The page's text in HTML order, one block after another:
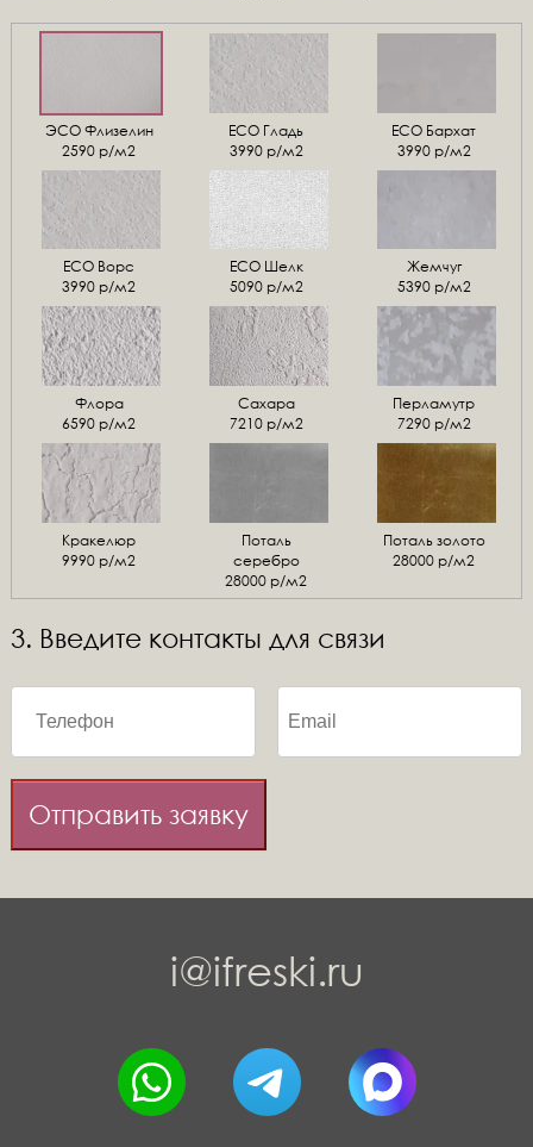
ЭСО Флизелин
2590 р/м2
ЕСО Гладь
3990 р/м2
ECO Бархат
3990 р/м2
ЕСО Ворс
3990 р/м2
ЕСО Шелк
5090 р/м2
Жемчуг
5390 р/м2
Флора
6590 р/м2
Сахара
7210 р/м2
Перламутр
7290 р/м2
Кракелюр
9990 р/м2
Поталь
серебро
28000 р/м2
Поталь золото
28000 р/м2
3. Введите контакты для связи
Отправить заявку
i@ifreski.ru